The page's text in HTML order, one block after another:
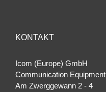
KONTAKT
Icom (Europe) GmbH
Communication Equipment
Am Zwerggewann 2 ‐ 4